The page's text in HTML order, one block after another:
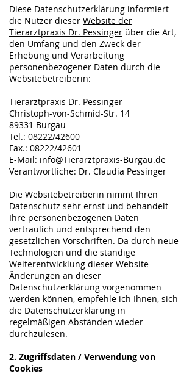
Diese Datenschutzerklärung informiert
die Nutzer dieser Website der
Tierarztpraxis Dr. Pessinger über die Art,
den Umfang und den Zweck der
Erhebung und Verarbeitung
personenbezogener Daten durch die
Websitebetreiberin:
Tierarztpraxis Dr. Pessinger
Christoph-von-Schmid-Str. 14
89331 Burgau
Tel.: 08222/42600
Fax.: 08222/42601
E-Mail: info@Tierarztpraxis-Burgau.de
Verantwortliche: Dr. Claudia Pessinger
Die Websitebetreiberin nimmt Ihren
Datenschutz sehr ernst und behandelt
Ihre personenbezogenen Daten
vertraulich und entsprechend den
gesetzlichen Vorschriften. Da durch neue
Technologien und die ständige
Weiterentwicklung dieser Website
Änderungen an dieser
Datenschutzerklärung vorgenommen
werden können, empfehle ich Ihnen, sich
die Datenschutzerklärung in
regelmäßigen Abständen wieder
durchzulesen.
2. Zugriffsdaten / Verwendung von
Cookies